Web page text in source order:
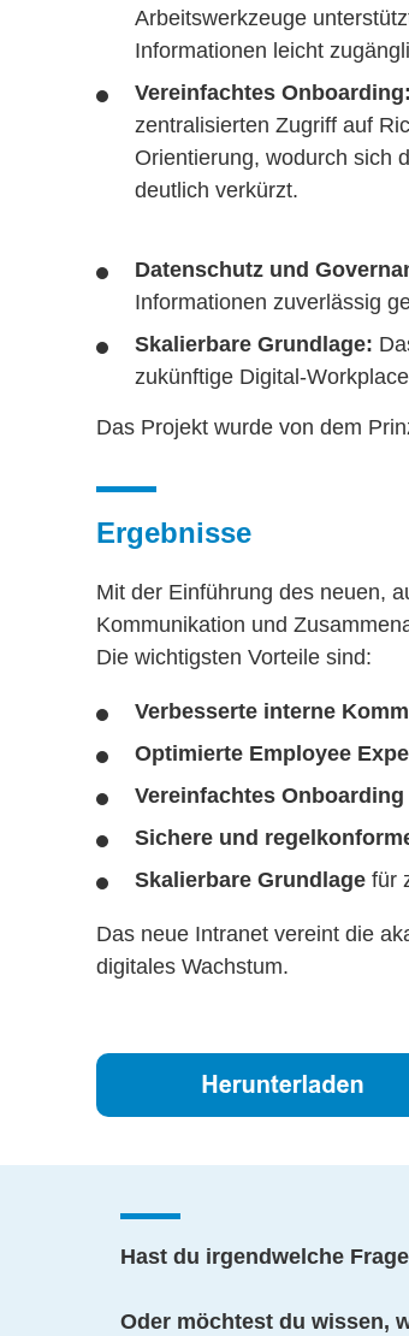
Arbeitswerkzeuge
Informationen leicht
Vereinfachtes Onboarding:
zentralisierten Zugriff auf
Orientierung, wodurch sich
deutlich verkürzt.
Datenschutz und
Informationen zuverlässig
Skalierbare Grundlage:
zukünftige Digital-
Das Projekt wurde von dem
Ergebnisse
Mit der Einführung des neuen,
Kommunikation und
Die wichtigsten Vorteile sind:
Verbesserte interne
Optimierte Employee
Vereinfachtes Onboarding
Sichere und
Skalierbare Grundlage für
Das neue Intranet vereint die
digitales Wachstum.
Hast du irgendwelche
Oder möchtest du wissen,